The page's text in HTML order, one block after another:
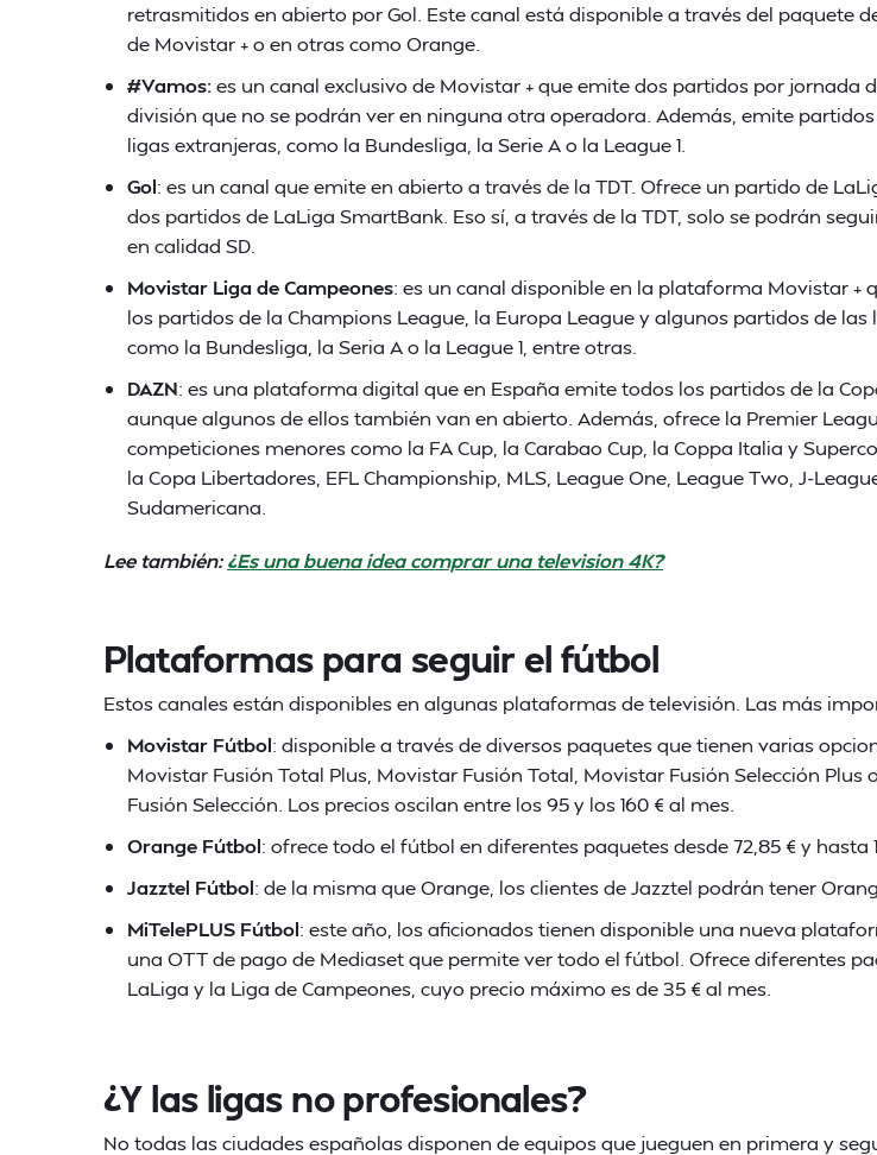
retrasmitidos en abierto por Gol. Este canal está disponible a través del paquete
de Movistar + o en otras como Orange.
#Vamos:es un canal exclusivo de Movistar + que emite dos partidos por jornada
división que no se podrán ver en ninguna otra operadora. Además, emite
ligas extranjeras, como la Bundesliga, la Serie A o la League 1.
Gol: es un canal que emite en abierto a través de la TDT. Ofrece un partido de
dos partidos de LaLiga SmartBank. Eso sí, a través de la TDT, solo se podrán
en calidad SD.
Movistar Liga de Campeones: es un canal disponible en la plataforma Movistar +
los partidos de la Champions League, la Europa League y algunos partidos de las
como la Bundesliga, la Seria A o la League 1, entre otras.
DAZN: es una plataforma digital que en España emite todos los partidos de la
aunque algunos de ellos también van en abierto. Además, ofrece la Premier
competiciones menores como la FA Cup, la Carabao Cup, la Coppa Italia y
la Copa Libertadores, EFL Championship, MLS, League One, League Two, J-
Sudamericana.
Lee también:¿Es una buena idea comprar una television 4K?
Plataformas para seguir el fútbol
Estos canales están disponibles en algunas plataformas de televisión. Las más
Movistar Fútbol: disponible a través de diversos paquetes que tienen varias
Movistar Fusión Total Plus, Movistar Fusión Total, Movistar Fusión Selección Plus
Fusión Selección. Los precios oscilan entre los 95 y los 160 € al mes.
Orange Fútbol: ofrece todo el fútbol en diferentes paquetes desde 72,85 € y hasta
Jazztel Fútbol: de la misma que Orange, los clientes de Jazztel podrán tener
MiTelePLUS Fútbol: este año, los aficionados tienen disponible una nueva
una OTT de pago de Mediaset que permite ver todo el fútbol. Ofrece diferentes
LaLiga y la Liga de Campeones, cuyo precio máximo es de 35 € al mes.
¿Y las ligas no profesionales?
No todas las ciudades españolas disponen de equipos que jueguen en primera y